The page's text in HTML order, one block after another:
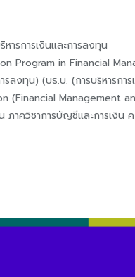
ารการเงินและการลงทุน
Program in Financial
ลงทุน) (บธ.บ. (การบริหารกา
(Financial Management
น ภาควิชาการบัญชีและการเ